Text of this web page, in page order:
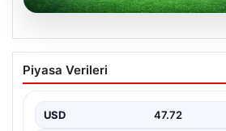
CANLI | Fenerbahçe –
Maç Anlatımı
Piyasa Verileri
USD 47.72